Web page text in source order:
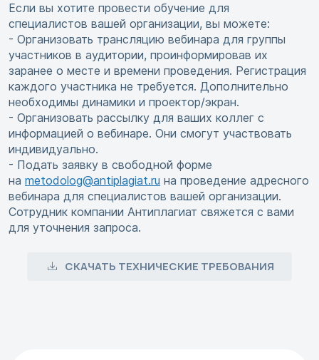
Если вы хотите провести обучение для
специалистов вашей организации, вы можете:
- Организовать трансляцию вебинара для группы
участников в аудитории, проинформировав их
заранее о месте и времени проведения. Регистрация
каждого участника не требуется. Дополнительно
необходимы динамики и проектор/экран.
- Организовать рассылку для ваших коллег с
информацией о вебинаре. Они смогут участвовать
индивидуально.
- Подать заявку в свободной форме
на metodolog@antiplagiat.ru на проведение адресного
вебинара для специалистов вашей организации.
Сотрудник компании Антиплагиат свяжется с вами
для уточнения запроса.
СКАЧАТЬ ТЕХНИЧЕСКИЕ ТРЕБОВАНИЯ